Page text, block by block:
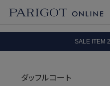
SALE ITEM
8.5 wedに会員プログ
ダッフルコート